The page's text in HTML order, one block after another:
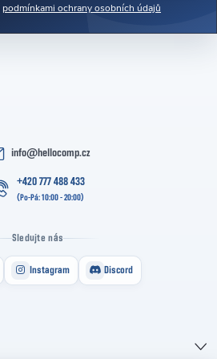
podmínkami ochrany osobních údajů
info@hellocomp.cz
+420 777 488 433
Sledujte nás
Instagram Discord